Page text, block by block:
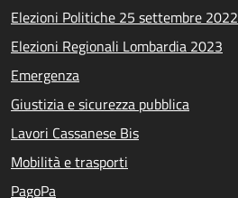
Elezioni Politiche 25 settembre 2022
Elezioni Regionali Lombardia 2023
Emergenza
Giustizia e sicurezza pubblica
Lavori Cassanese Bis
Mobilità e trasporti
PagoPa